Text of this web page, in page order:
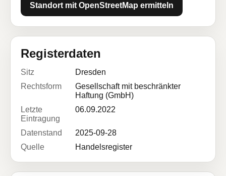
Standort mit OpenStreetMap ermitteln
Registerdaten
Sitz
Dresden
Rechtsform
Gesellschaft mit beschränkter
Haftung (GmbH)
Letzte
Eintragung
06.09.2022
Datenstand
2025-09-28
Quelle
Handelsregister